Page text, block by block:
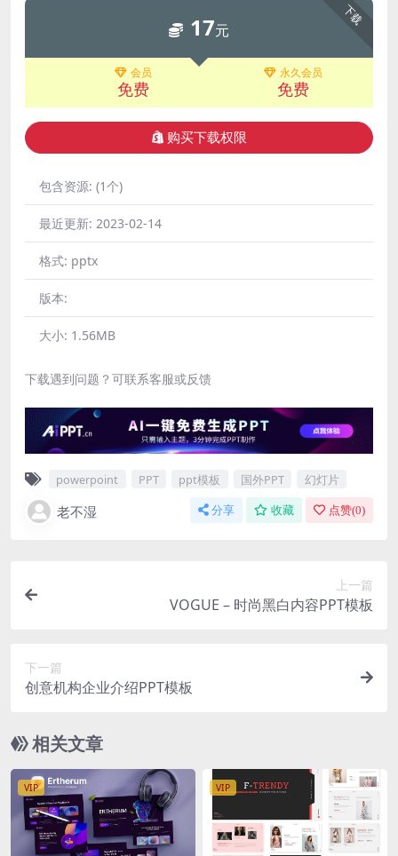
下载
17元
会员
免费
永久会员
免费
购买下载权限
包含资源: (1个)
最近更新: 2023-02-14
格式: pptx
版本:
大小: 1.56MB
下载遇到问题？可联系客服或反馈
powerpoint PPT ppt模板 国外PPT 幻灯片
老不湿 分享 收藏 点赞(0)
上一篇
VOGUE – 时尚黑白内容PPT模板
下一篇
创意机构企业介绍PPT模板
相关文章
VIP VIP